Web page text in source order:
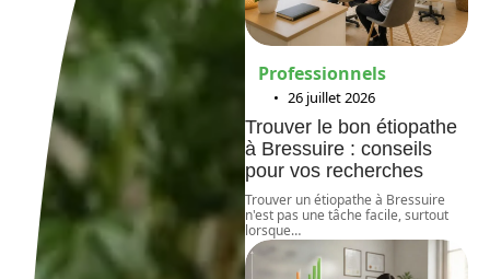
Professionnels
26 juillet 2026
Trouver le bon étiopathe
à Bressuire : conseils
pour vos recherches
Trouver un étiopathe à Bressuire
n'est pas une tâche facile, surtout
lorsque…